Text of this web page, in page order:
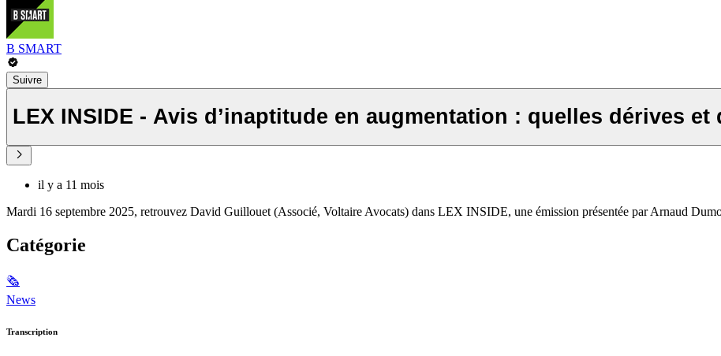
B SMART
Suivre
LEX INSIDE - Avis d’inaptitude en augmentation : quelles dérives
il y a 11 mois
Mardi 16 septembre 2025, retrouvez David Guillouet (Associé, Voltaire Avocats) dans LEX INSIDE, une émission présentée par Arnaud
Catégorie
🗞
News
Transcription